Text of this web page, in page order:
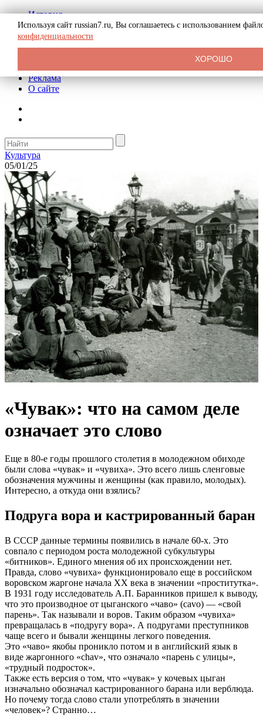
История
Биография
Криминал
СССР
Реклама
О сайте
Культура
05/01/25
«Чувак»: что на самом деле
означает это слово
Еще в 80-е годы прошлого столетия в молодежном обиходе
были слова «чувак» и «чувиха». Это всего лишь сленговые
обозначения мужчины и женщины (как правило, молодых).
Интересно, а откуда они взялись?
Подруга вора и кастрированный баран
В СССР данные термины появились в начале 60-х. Это
совпало с периодом роста молодежной субкультуры
«битников». Единого мнения об их происхождении нет.
Правда, слово «чувиха» функционировало еще в российском
воровском жаргоне начала ХХ века в значении «проститутка».
В 1931 году исследователь А.П. Баранников пришел к выводу,
что это производное от цыганского «чаво» (cavo) — «свой
парень». Так называли и воров. Таким образом «чувиха»
превращалась в «подругу вора». А подругами преступников
чаще всего и бывали женщины легкого поведения.
Это «чаво» якобы проникло потом и в английский язык в
виде жаргонного «chav», что означало «парень с улицы»,
«трудный подросток».
Также есть версия о том, что «чувак» у кочевых цыган
изначально обозначал кастрированного барана или верблюда.
Но почему тогда слово стали употреблять в значении
«человек»? Странно…
Используя сайт russian7.ru, Вы соглашаетесь с использованием
конфиденциальности
ХОРОШО